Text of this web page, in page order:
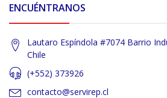
ENCUÉNTRANOS
Lautaro Espíndola #7074 Barrio
Chile
(+552) 373926
contacto@servirep.cl